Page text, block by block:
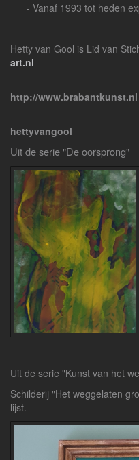
- Vanaf 1993 tot heden
Hetty van Gool is Lid van
art.nl
http://www.brabantkunst.nl
hettyvangool
Uit de serie "De oorsprong"
Uit de serie "Kunst van het
Schilderij "Het weggelaten
lijst.